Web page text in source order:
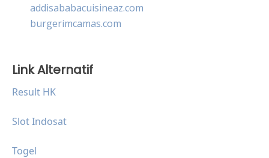
addisababacuisineaz.com
burgerimcamas.com
Link Alternatif
Result HK
Slot Indosat
Togel